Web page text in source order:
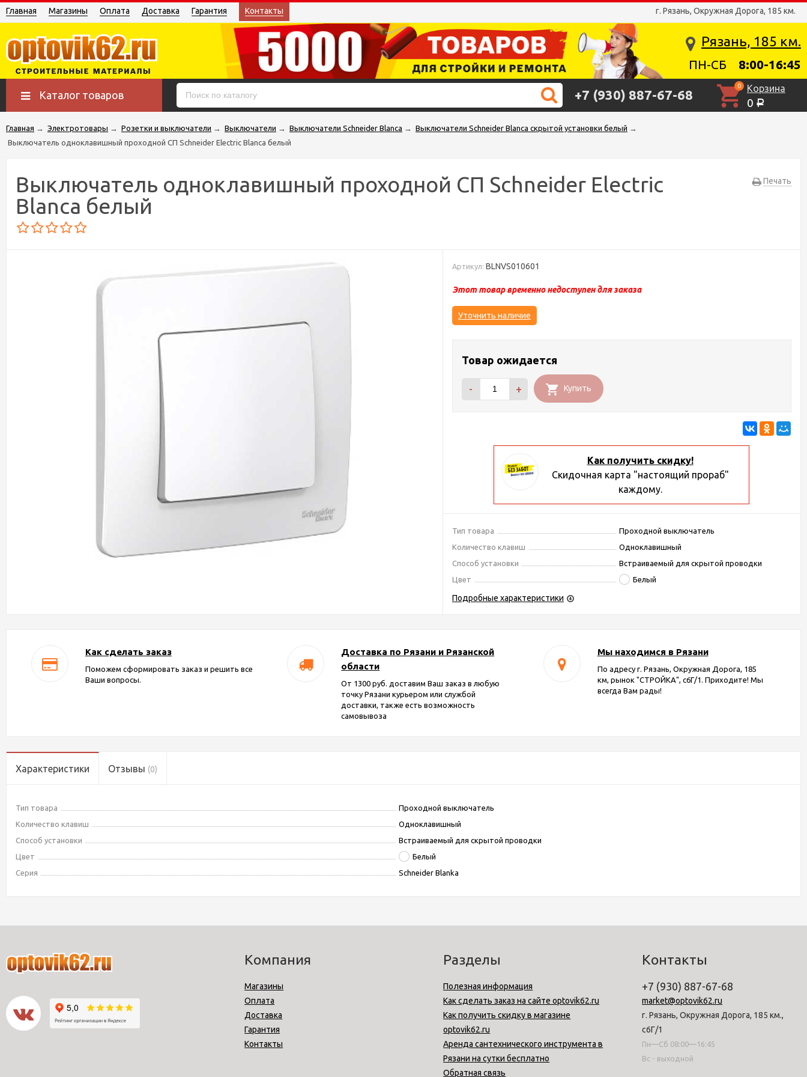
г. Рязань, Окружная Дорога, 185 км.
Главная Магазины Оплата Доставка Гарантия Контакты
Рязань, 185 км.
ПН-СБ 8:00-16:45
Каталог товаров +7 (930) 887-67-68
0 Корзина
0 Р
Главная → Электротовары → Розетки и выключатели → Выключатели → Выключатели Schneider Blanca → Выключатели Schneider Blanca скрытой установки белый →
Выключатель одноклавишный проходной СП Schneider Electric Blanca белый
Печать
Выключатель одноклавишный проходной СП Schneider Electric
Blanca белый
Артикул: BLNVS010601
Этот товар временно недоступен для заказа
Уточнить наличие
Товар ожидается
- + Купить
Как получить скидку!
Скидочная карта "настоящий прораб"
каждому.
Тип товара
Проходной выключатель
Количество клавиш
Одноклавишный
Способ установки
Встраиваемый для скрытой проводки
Цвет
Белый
Подробные характеристики
Как сделать заказ
Поможем сформировать заказ и решить все
Ваши вопросы.
Доставка по Рязани и Рязанской
области
От 1300 руб. доставим Ваш заказ в любую
точку Рязани курьером или службой
доставки, также есть возможность
самовывоза
Мы находимся в Рязани
По адресу г. Рязань, Окружная Дорога, 185
км, рынок "СТРОЙКА", с6Г/1. Приходите! Мы
всегда Вам рады!
Характеристики Отзывы (0)
Тип товара
Проходной выключатель
Количество клавиш
Одноклавишный
Способ установки
Встраиваемый для скрытой проводки
Цвет
Белый
Серия
Schneider Blanka
Компания
Магазины
Оплата
Доставка
Гарантия
Контакты
Разделы
Полезная информация
Как сделать заказ на сайте optovik62.ru
Как получить скидку в магазине
optovik62.ru
Аренда сантехнического инструмента в
Рязани на сутки бесплатно
Обратная связь
Контакты
+7 (930) 887-67-68
market@optovik62.ru
г. Рязань, Окружная Дорога, 185 км.,
с6Г/1
Пн—Сб 08:00—16:45
Вс - выходной